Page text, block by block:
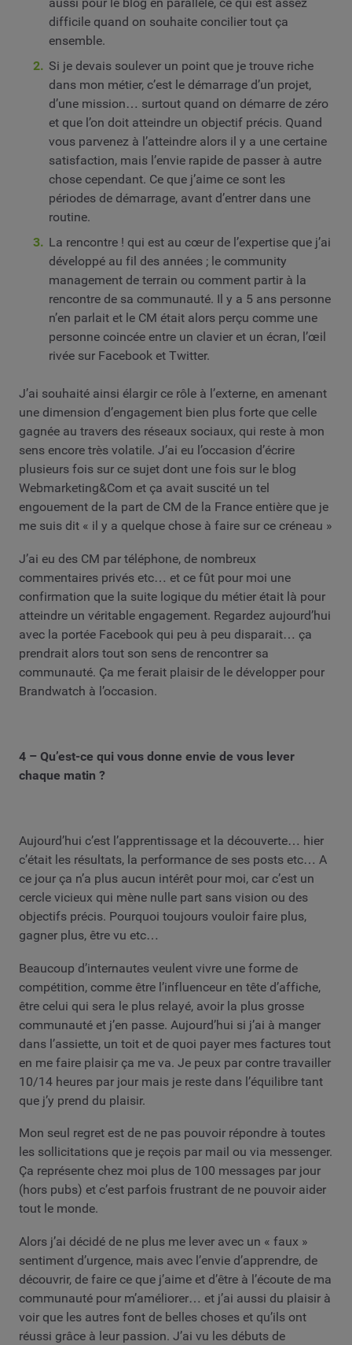
aussi pour le blog en parallèle, ce qui est assez
difficile quand on souhaite concilier tout ça
ensemble.
Si je devais soulever un point que je trouve riche
dans mon métier, c’est le démarrage d’un projet,
d’une mission… surtout quand on démarre de zéro
et que l’on doit atteindre un objectif précis. Quand
vous parvenez à l’atteindre alors il y a une certaine
satisfaction, mais l’envie rapide de passer à autre
chose cependant. Ce que j’aime ce sont les
périodes de démarrage, avant d’entrer dans une
routine.
La rencontre ! qui est au cœur de l’expertise que j’ai
développé au fil des années ; le community
management de terrain ou comment partir à la
rencontre de sa communauté. Il y a 5 ans personne
n’en parlait et le CM était alors perçu comme une
personne coincée entre un clavier et un écran, l’œil
rivée sur Facebook et Twitter.
J’ai souhaité ainsi élargir ce rôle à l’externe, en amenant
une dimension d’engagement bien plus forte que celle
gagnée au travers des réseaux sociaux, qui reste à mon
sens encore très volatile. J’ai eu l’occasion d’écrire
plusieurs fois sur ce sujet dont une fois sur le blog
Webmarketing&Com et ça avait suscité un tel
engouement de la part de CM de la France entière que je
me suis dit « il y a quelque chose à faire sur ce créneau »
J’ai eu des CM par téléphone, de nombreux
commentaires privés etc… et ce fût pour moi une
confirmation que la suite logique du métier était là pour
atteindre un véritable engagement. Regardez aujourd’hui
avec la portée Facebook qui peu à peu disparait… ça
prendrait alors tout son sens de rencontrer sa
communauté. Ça me ferait plaisir de le développer pour
Brandwatch à l’occasion.
4 – Qu’est-ce qui vous donne envie de vous lever
chaque matin ?
Aujourd’hui c’est l’apprentissage et la découverte… hier
c’était les résultats, la performance de ses posts etc… A
ce jour ça n’a plus aucun intérêt pour moi, car c’est un
cercle vicieux qui mène nulle part sans vision ou des
objectifs précis. Pourquoi toujours vouloir faire plus,
gagner plus, être vu etc…
Beaucoup d’internautes veulent vivre une forme de
compétition, comme être l’influenceur en tête d’affiche,
être celui qui sera le plus relayé, avoir la plus grosse
communauté et j’en passe. Aujourd’hui si j’ai à manger
dans l’assiette, un toit et de quoi payer mes factures tout
en me faire plaisir ça me va. Je peux par contre travailler
10/14 heures par jour mais je reste dans l’équilibre tant
que j’y prend du plaisir.
Mon seul regret est de ne pas pouvoir répondre à toutes
les sollicitations que je reçois par mail ou via messenger.
Ça représente chez moi plus de 100 messages par jour
(hors pubs) et c’est parfois frustrant de ne pouvoir aider
tout le monde.
Alors j’ai décidé de ne plus me lever avec un « faux »
sentiment d’urgence, mais avec l’envie d’apprendre, de
découvrir, de faire ce que j’aime et d’être à l’écoute de ma
communauté pour m’améliorer… et j’ai aussi du plaisir à
voir que les autres font de belles choses et qu’ils ont
réussi grâce à leur passion. J’ai vu les débuts de